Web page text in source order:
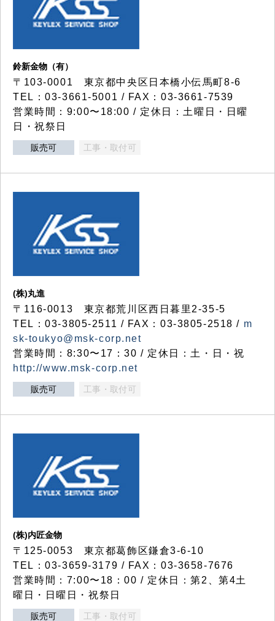
鈴新金物（有）
〒103-0001 東京都中央区日本橋小伝馬町8-6
TEL：03-3661-5001 / FAX：03-3661-7539
営業時間：9:00〜18:00 / 定休日：土曜日・日曜
日・祝祭日
販売可 工事・取付可
(株)丸進
〒116-0013 東京都荒川区西日暮里2-35-5
TEL：03-3805-2511 / FAX：03-3805-2518 / m
sk-toukyo@msk-corp.net
営業時間：8:30〜17：30 / 定休日：土・日・祝
http://www.msk-corp.net
販売可 工事・取付可
(株)内匠金物
〒125-0053 東京都葛飾区鎌倉3-6-10
TEL：03-3659-3179 / FAX：03-3658-7676
営業時間：7:00〜18：00 / 定休日：第2、第4土
曜日・日曜日・祝祭日
販売可 工事・取付可